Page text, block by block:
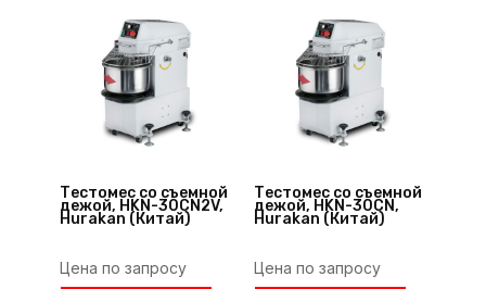
Тестомес со съемной
дежой, HKN-30CN2V,
Hurakan (Китай)
Цена по запросу
Тестомес со съемной
дежой, HKN-30CN,
Hurakan (Китай)
Цена по запросу